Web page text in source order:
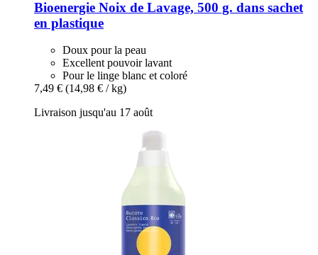
Bioenergie Noix de Lavage, 500 g. dans sachet
en plastique
Doux pour la peau
Excellent pouvoir lavant
Pour le linge blanc et coloré
7,49 € (14,98 € / kg)
Livraison jusqu'au 17 août